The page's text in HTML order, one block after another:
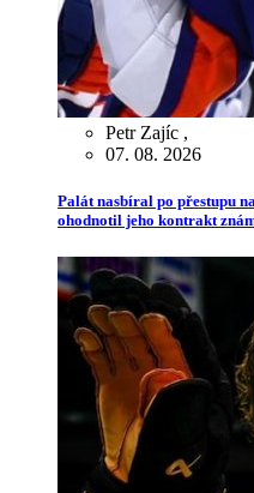
Petr Zajíc ,
07. 08. 2026
Palát nasbíral po přestupu
ohodnotil jeho kontrakt